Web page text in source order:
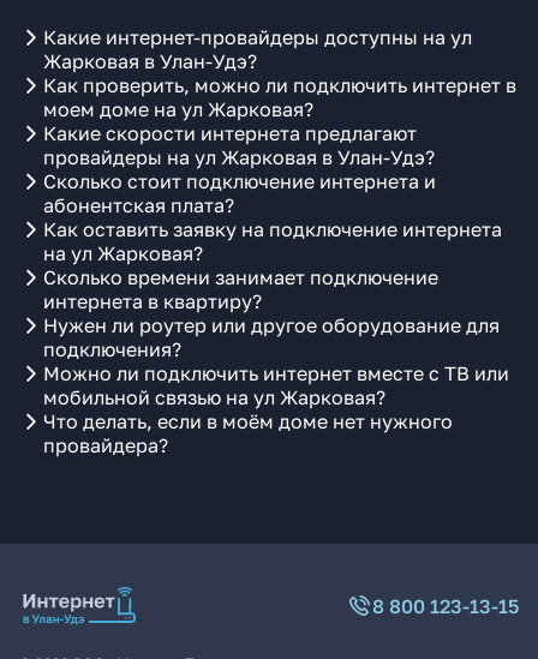
Какие интернет-провайдеры доступны на ул
Жарковая в Улан-Удэ?
Как проверить, можно ли подключить интернет в
моем доме на ул Жарковая?
Какие скорости интернета предлагают
провайдеры на ул Жарковая в Улан-Удэ?
Сколько стоит подключение интернета и
абонентская плата?
Как оставить заявку на подключение интернета
на ул Жарковая?
Сколько времени занимает подключение
интернета в квартиру?
Нужен ли роутер или другое оборудование для
подключения?
Можно ли подключить интернет вместе с ТВ или
мобильной связью на ул Жарковая?
Что делать, если в моём доме нет нужного
провайдера?
8 800 123-13-15